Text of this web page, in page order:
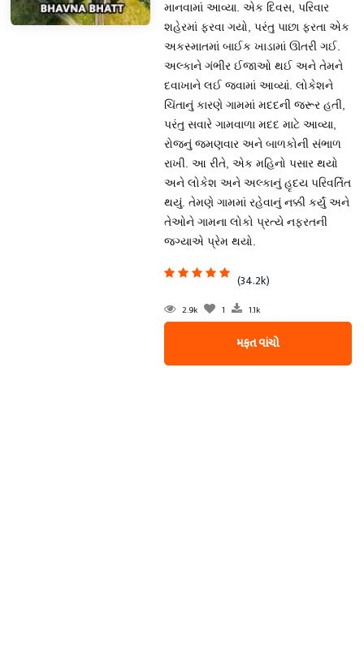
માનવામાં આવ્યા. એક દિવસ, પરિવાર
શહેરમાં ફરવા ગયો, પરંતુ પાછા ફરતા એક
અકસ્માતમાં બાઈક ખાડામાં ઊતરી ગઈ.
અલ્કાને ગંભીર ઈજાઓ થઈ અને તેમને
દવાખાને લઈ જવામાં આવ્યાં. લોકેશને
ચિંતાનું કારણે ગામમાં મદદની જરૂર હતી,
પરંતુ સવારે ગામવાળા મદદ માટે આવ્યા,
રોજનું જમણવાર અને બાળકોની સંભાળ
રાખી. આ રીતે, એક મહિનો પસાર થયો
અને લોકેશ અને અલ્કાનું હૃદય પરિવર્તિત
થયું. તેમણે ગામમાં રહેવાનું નક્કી કર્યું અને
તેઓને ગામના લોકો પ્રત્યે નફરતની
જગ્યાએ પ્રેમ થયો.
(34.2k)
2.9k 1 1.1k
મફત વાંચો